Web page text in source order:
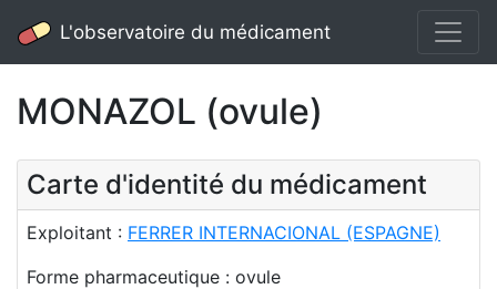
L'observatoire du médicament
MONAZOL (ovule)
Carte d'identité du médicament
Exploitant : FERRER INTERNACIONAL (ESPAGNE)
Forme pharmaceutique : ovule